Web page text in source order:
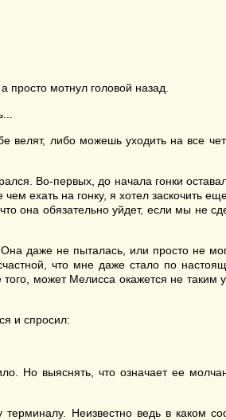
мотнул головой назад.
либо можешь уходить на все
Во-первых, до начала гонки
ехать на гонку, я хотел заскочить
она обязательно уйдет, если мы не
даже не пыталась, или просто не
что мне даже стало по
может Мелисса окажется не
и спросил:
Но выяснять, что означает ее
Неизвестно ведь в каком